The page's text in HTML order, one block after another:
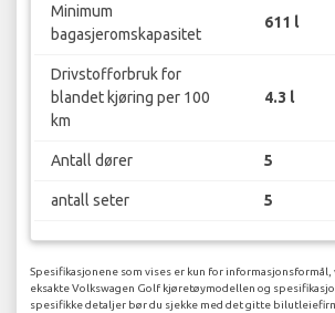
Minimum
bagasjeromskapasitet
611 l
Drivstofforbruk for
blandet kjøring per 100
km
4.3 l
Antall dører 5
antall seter 5
Spesifikasjonene som vises er kun for informasjonsformål,
eksakte Volkswagen Golf kjøretøymodellen og
spesifikke detaljer bør du sjekke med det gitte